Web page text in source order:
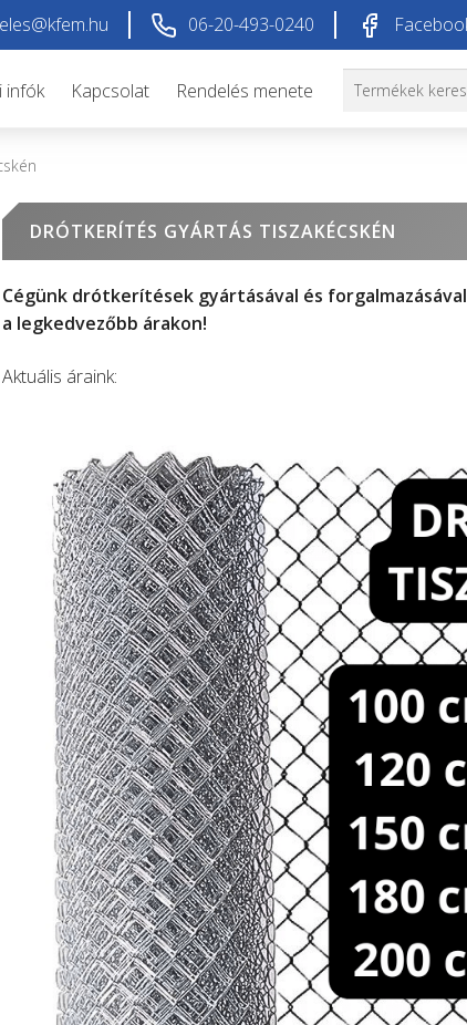
06-20-493-0240
Keresés
Keresés
infók Kapcsolat Rendelés menete
DRÓTKERÍTÉS GYÁRTÁS TISZAKÉCSKÉN
Cégünk drótkerítések gyártásával és
a legkedvezőbb árakon!
Aktuális áraink: